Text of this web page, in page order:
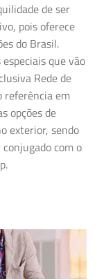
de ser
pois oferece
do Brasil.
que vão
Rede de
referência em
opções de
exterior, sendo
com o